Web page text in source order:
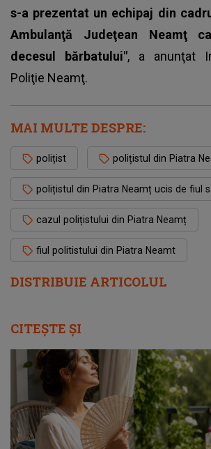
DISTRIBUIE ARTICOLUL
s-a prezentat un echipaj din
Ambulanţă Judeţean Neamţ
decesul bărbatului", a anunţat
Poliţie Neamţ.
MAI MULTE DESPRE:
polițist polițistul din Piatra
polițistul din Piatra Neamț ucis de fiul
cazul polițistului din Piatra Neamț
fiul politistului din Piatra Neamt
CITEȘTE ȘI